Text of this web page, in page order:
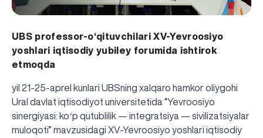
UBS professor-o‘qituvchilari XV-Yevroosiyo
yoshlari iqtisodiy yubiley forumida ishtirok
etmoqda
yil 21-25-aprel kunlari UBSning xalqaro hamkor oliygohi
Ural davlat iqtisodiyot universitetida “Yevroosiyo
sinergiyasi: koʻp qutublilik — integratsiya — sivilizatsiyalar
muloqoti” mavzusidagi XV-Yevroosiyo yoshlari iqtisodiy